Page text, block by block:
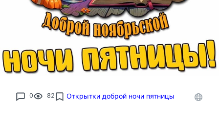
0 82 Открытки доброй ночи пятницы